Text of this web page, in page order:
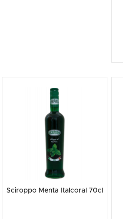
Sciroppo Menta Italcoral 70cl